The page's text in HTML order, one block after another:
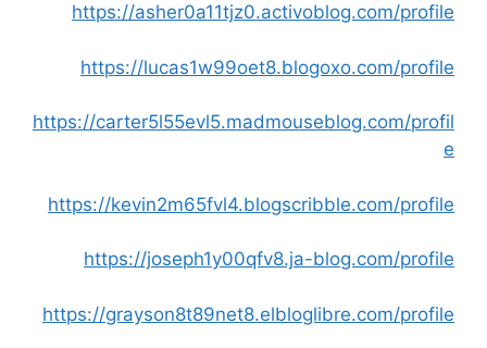
https://asher0a11tjz0.activoblog.com/profile
https://lucas1w99oet8.blogoxo.com/profile
https://carter5l55evl5.madmouseblog.com/profil
e
https://kevin2m65fvl4.blogscribble.com/profile
https://joseph1y00qfv8.ja-blog.com/profile
https://grayson8t89net8.elbloglibre.com/profile